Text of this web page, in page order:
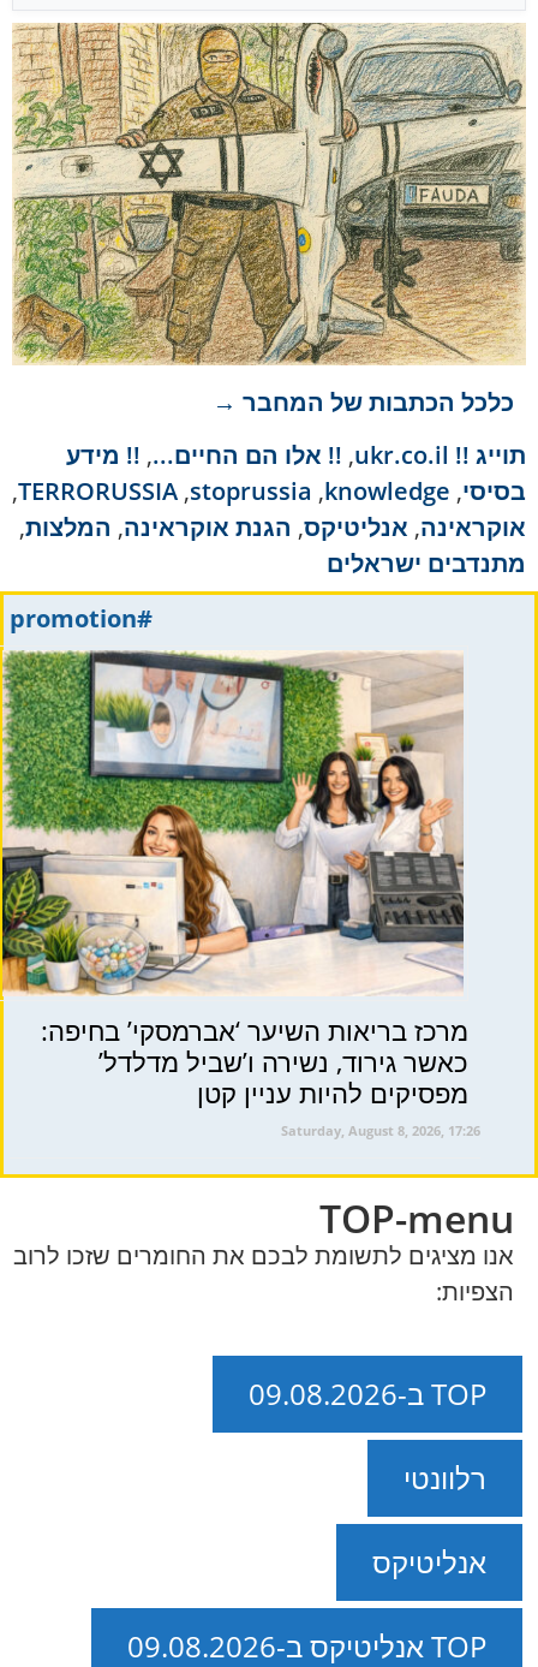
כלכל הכתבות של המחבר →
תוייג !! ukr.co.il
, !! אלו הם החיים..., !! מידע
בסיסי,
knowledge
,
stoprussia
,
TERRORUSSIA
,
אוקראינה, אנליטיקס, הגנת אוקראינה, המלצות,
מתנדבים ישראלים
#promotion
מרכז בריאות השיער ‘אברמסקי’ בחיפה:
כאשר גירוד, נשירה ו’שביל מדלדל’
מפסיקים להיות עניין קטן
Saturday, August 8, 2026, 17:26
TOP-menu
אנו מציגים לתשומת לבכם את החומרים שזכו לרוב
הצפיות:
TOP ב-09.08.2026
רלוונטי
אנליטיקס
TOP אנליטיקס ב-09.08.2026